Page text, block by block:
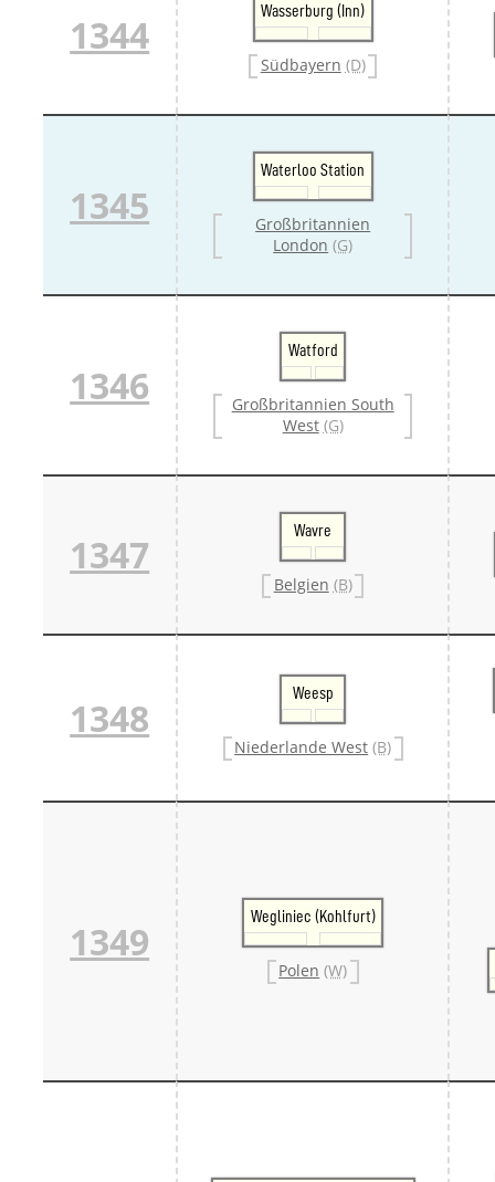
1344
Wasserburg (Inn)
Südbayern (D)
1345
Waterloo Station
Großbritannien
London (G)
1346
Watford
Großbritannien South
West (G)
1347
Wavre
Belgien (B)
1348
Weesp
Niederlande West (B)
1349
Wegliniec (Kohlfurt)
Polen (W)